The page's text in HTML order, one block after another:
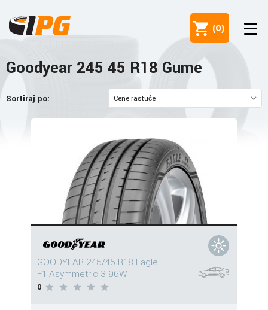
(0)
Goodyear 245 45 R18 Gume
Sortiraj po:
GOODYEAR 245/45 R18 Eagle
F1 Asymmetric 3 96W
0